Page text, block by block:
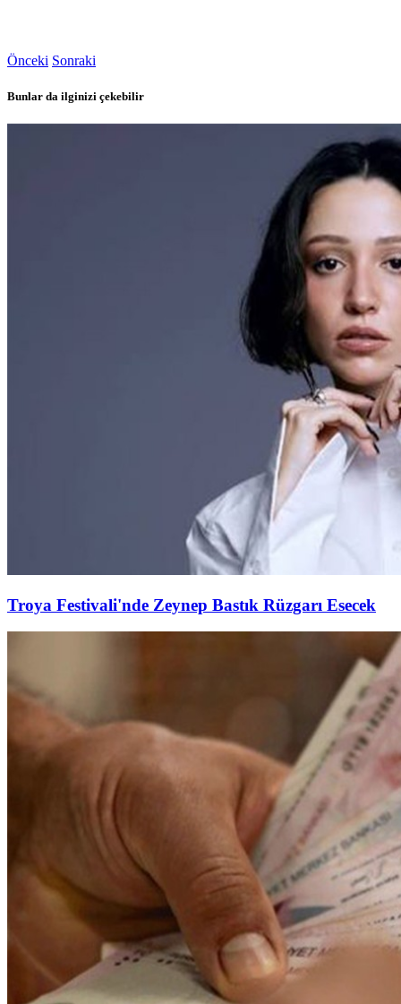
Önceki Sonraki
Bunlar da ilginizi çekebilir
Troya Festivali'nde Zeynep Bastık Rüzgarı Esecek